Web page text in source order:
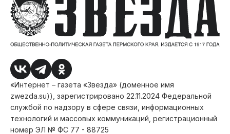
«Интернет – газета «Звезда» (доменное имя
zwezda.su)), зарегистрировано 22.11.2024 Федеральной
службой по надзору в сфере связи, информационных
технологий и массовых коммуникаций, регистрационный
номер ЭЛ № ФС 77 - 88725